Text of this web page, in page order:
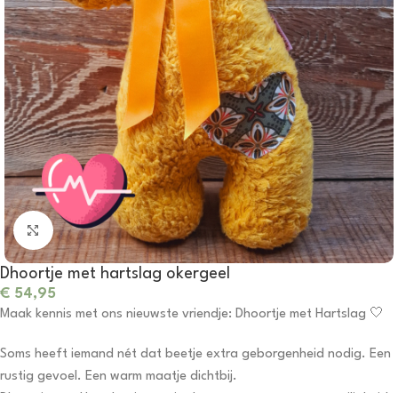
Click to enlarge
Dhoortje met hartslag okergeel
€ 54,95
Maak kennis met ons nieuwste vriendje: Dhoortje met Hartslag 🤍
Soms heeft iemand nét dat beetje extra geborgenheid nodig. Een
rustig gevoel. Een warm maatje dichtbij.